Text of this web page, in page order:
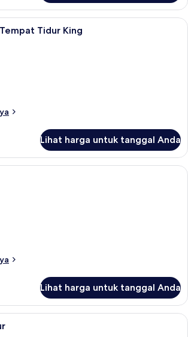
Kamar Superior, 1 Tempat Tidur
Tidur King
Lihat harga untuk tanggal Anda
Kamar Deluks | Seprai antialergi,
Lihat harga untuk tanggal Anda
Suite, 1 kamar tidur | Seprai